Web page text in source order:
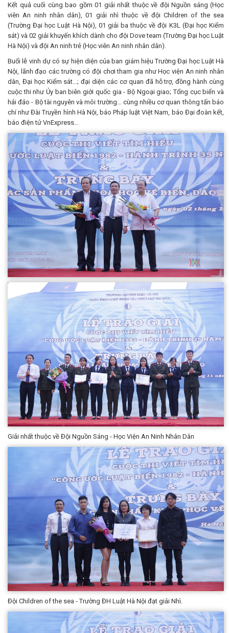
Kết quả cuối cùng bao gồm 01 giải nhất thuộc về đội Nguồn sáng (Học
viên An ninh nhân dân), 01 giải nhì thuộc về đội Children of the sea
(Trường Đại học Luật Hà Nội), 01 giải ba thuộc về đội K3L (Đại học Kiểm
sát) và 02 giải khuyến khích dành cho đội Dove team (Trường Đại học Luật
Hà Nội) và đội An ninh trẻ (Học viên An ninh nhân dân).
Buổi lễ vinh dự có sự hiện diện của ban giám hiệu Trường Đại học Luật Hà
Nội, lãnh đạo các trường có đội chơi tham gia như Học viện An ninh nhân
dân, Đại học Kiểm sát…; đại diện các cơ quan đã hỗ trợ, đồng hành cùng
cuộc thi như Ủy ban biên giới quốc gia - Bộ Ngoại giao; Tổng cục biển và
hải đảo - Bộ tài nguyên và môi trường… cùng nhiều cơ quan thông tấn báo
chí như Đài Truyền hình Hà Nội, báo Pháp luật Việt Nam, báo Đại đoàn kết,
báo điện tử VnExpress…
Giải nhất thuộc về Đội Nguồn Sáng - Học Viện An Ninh Nhân Dân
Đội Children of the sea - Trường ĐH Luật Hà Nội đạt giải Nhì.